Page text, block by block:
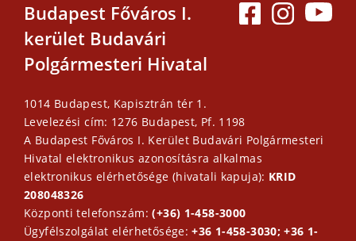
Budapest Főváros I.
kerület Budavári
Polgármesteri Hivatal
1014 Budapest, Kapisztrán tér 1.
Levelezési cím: 1276 Budapest, Pf. 1198
A Budapest Főváros I. Kerület Budavári Polgármesteri
Hivatal elektronikus azonosításra alkalmas
elektronikus elérhetősége (hivatali kapuja): KRID
208048326
Központi telefonszám:(+36) 1-458-3000
Ügyfélszolgálat elérhetősége:+36 1-458-3030; +36 1-